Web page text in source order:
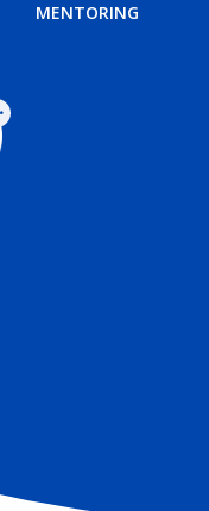
MENTORING